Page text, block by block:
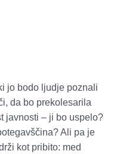
jo bodo ljudje poznali
da bo prekolesarila
javnosti – ji bo uspelo?
Ali pa je
kot pribito: med